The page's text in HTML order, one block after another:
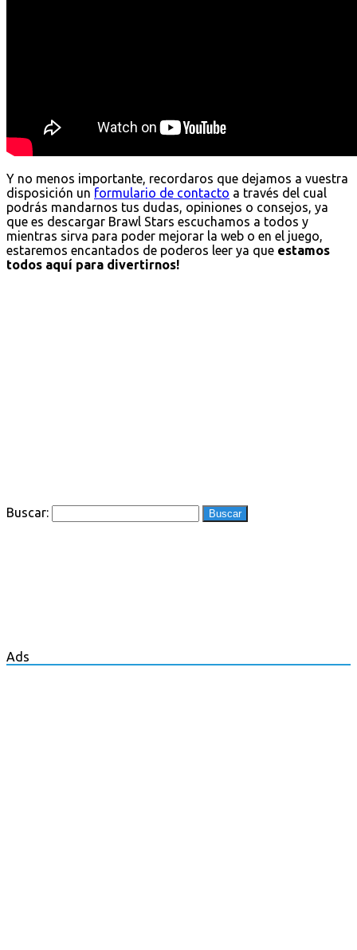
Y no menos importante, recordaros que dejamos a vuestra
disposición un formulario de contacto a través del cual
podrás mandarnos tus dudas, opiniones o consejos, ya
que es descargar Brawl Stars escuchamos a todos y
mientras sirva para poder mejorar la web o en el juego,
estaremos encantados de poderos leer ya que estamos
todos aquí para divertirnos!
Buscar:
Ads